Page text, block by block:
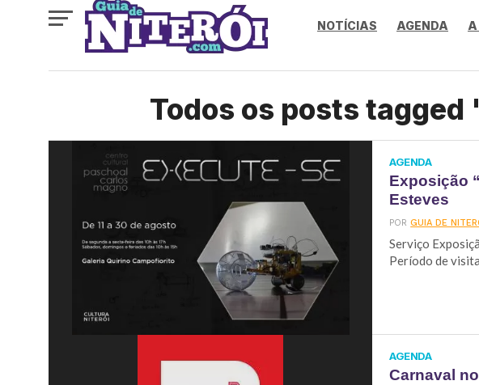
NOTÍCIAS AGENDA A
Todos os posts
AGENDA
Exposição
Esteves
PORGUIA DE
Serviço
Período de
AGENDA
Carnaval